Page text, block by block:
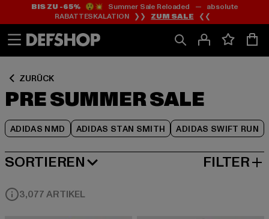
Zum
Inhalt
springen
Zum
Fußzeile
springen
BIS ZU -65%😲💥 Summer Sale Reloaded — absolute
RABATTESKALATION ❯❯ ZUM SALE ❮❮
ZURÜCK
PRE SUMMER SALE
ADIDAS NMD ADIDAS STAN SMITH ADIDAS SWIFT RUN
Zum
Produktraster
springen
SORTIEREN
BELIEBTESTE FILTER
3,077 ARTIKEL